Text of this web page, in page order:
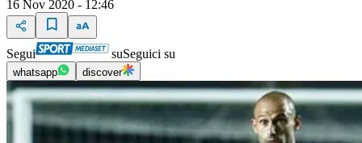
16 Nov 2020 - 12:46
Segui suSeguici su
whatsapp discover